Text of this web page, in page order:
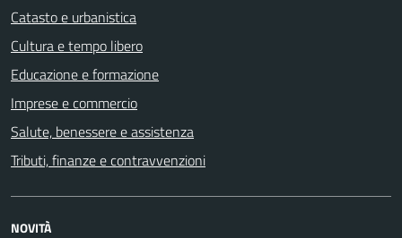
Catasto e urbanistica
Cultura e tempo libero
Educazione e formazione
Imprese e commercio
Salute, benessere e assistenza
Tributi, finanze e contravvenzioni
NOVITÀ